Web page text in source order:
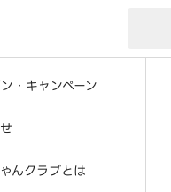
・キャンペーン
んクラブとは